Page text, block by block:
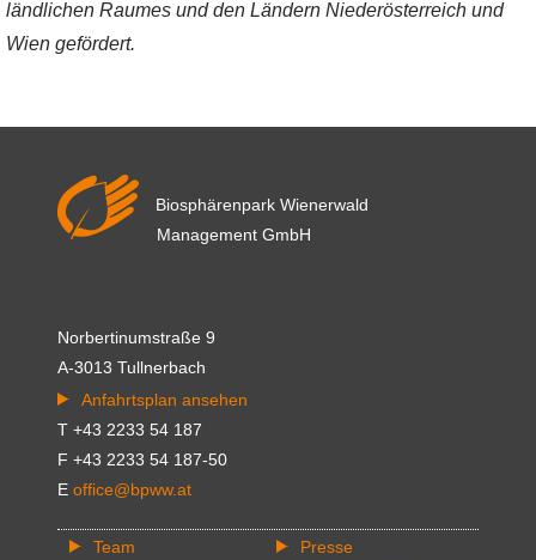
ländlichen Raumes und den Ländern Niederösterreich und
Wien gefördert.
Biosphärenpark Wienerwald
Management GmbH
Norbertinumstraße 9
A-3013 Tullnerbach
Anfahrtsplan ansehen
T +43 2233 54 187
F +43 2233 54 187-50
E office@bpww.at
Team
Presse